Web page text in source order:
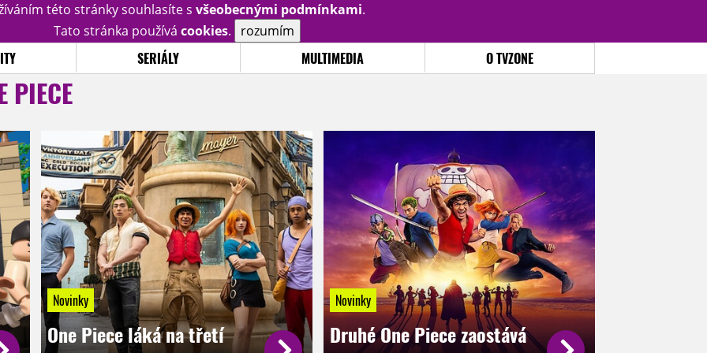
této stránky souhlasíte s všeobecnými podmínkami.
Tato stránka používá cookies. rozumím
SERIÁLY MULTIMEDIA O TVZONE
PIECE
Novinky
One Piece láká na třetí
Novinky
Druhé One Piece zaostává